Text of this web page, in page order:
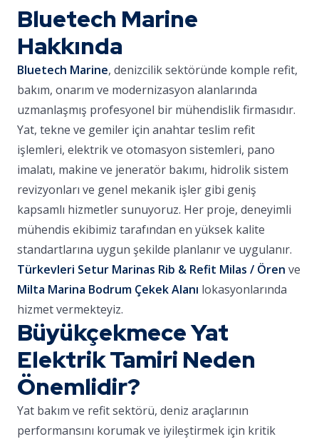
Bluetech Marine
Hakkında
Bluetech Marine, denizcilik sektöründe komple refit,
bakım, onarım ve modernizasyon alanlarında
uzmanlaşmış profesyonel bir mühendislik firmasıdır.
Yat, tekne ve gemiler için anahtar teslim refit
işlemleri, elektrik ve otomasyon sistemleri, pano
imalatı, makine ve jeneratör bakımı, hidrolik sistem
revizyonları ve genel mekanik işler gibi geniş
kapsamlı hizmetler sunuyoruz. Her proje, deneyimli
mühendis ekibimiz tarafından en yüksek kalite
standartlarına uygun şekilde planlanır ve uygulanır.
Türkevleri Setur Marinas Rib & Refit Milas / Ören ve
Milta Marina Bodrum Çekek Alanı lokasyonlarında
hizmet vermekteyiz.
Büyükçekmece Yat
Elektrik Tamiri Neden
Önemlidir?
Yat bakım ve refit sektörü, deniz araçlarının
performansını korumak ve iyileştirmek için kritik